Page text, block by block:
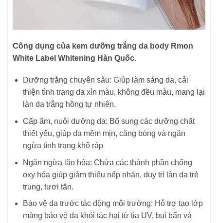
Công dụng của kem dưỡng trắng da body Rmon
White Label Whitening Hàn Quốc.
Dưỡng trắng chuyên sâu: Giúp làm sáng da, cải
thiện tình trạng da xỉn màu, không đều màu, mang lại
làn da trắng hồng tự nhiên.
Cấp ẩm, nuôi dưỡng da: Bổ sung các dưỡng chất
thiết yếu, giúp da mềm mịn, căng bóng và ngăn
ngừa tình trạng khô ráp
Ngăn ngừa lão hóa: Chứa các thành phần chống
oxy hóa giúp giảm thiểu nếp nhăn, duy trì làn da trẻ
trung, tươi tắn.
Bảo vệ da trước tác động môi trường: Hỗ trợ tạo lớp
màng bảo vệ da khỏi tác hại từ tia UV, bụi bẩn và